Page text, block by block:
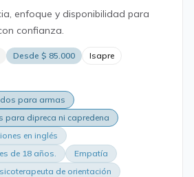
enfoque y disponibilidad para
confianza.
Desde $ 85.000
Isapre
para armas
para dipreca ni capredena
en inglés
de 18 años.
Empatía
de orientación